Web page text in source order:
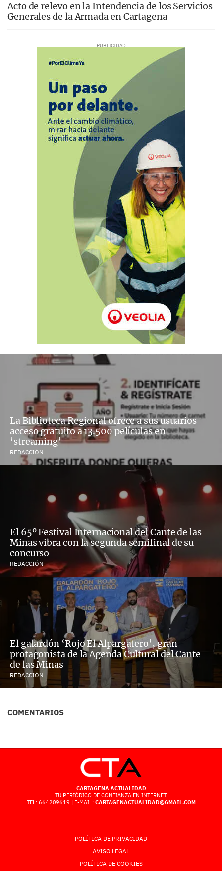
Acto de relevo en la Intendencia de los Servicios
Generales de la Armada en Cartagena
La Biblioteca Regional ofrece a sus usuarios
acceso gratuito a 13.500 películas en
‘streaming’
REDACCIÓN
El 65º Festival Internacional del Cante de las
Minas vibra con la segunda semifinal de su
concurso
REDACCIÓN
El galardón ‘Rojo El Alpargatero’, gran
protagonista de la Agenda Cultural del Cante
de las Minas
REDACCIÓN
COMENTARIOS
CARTAGENA ACTUALIDAD
TU PERIÓDICO DE CONFIANZA EN INTERNET.
TEL: 664209619 | E-MAIL: CARTAGENACTUALIDAD@GMAIL.COM
POLÍTICA DE PRIVACIDAD
AVISO LEGAL
POLÍTICA DE COOKIES